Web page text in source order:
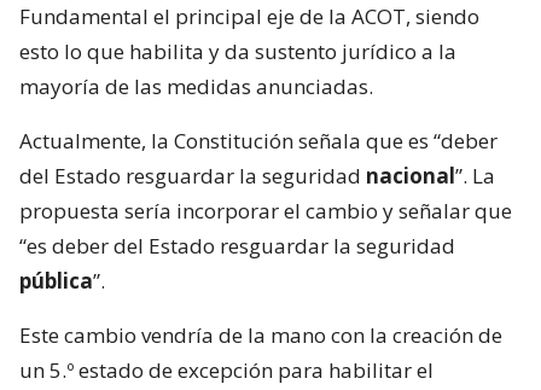
Fundamental el principal eje de la ACOT, siendo
esto lo que habilita y da sustento jurídico a la
mayoría de las medidas anunciadas.
Actualmente, la Constitución señala que es “deber
del Estado resguardar la seguridad nacional”. La
propuesta sería incorporar el cambio y señalar que
“es deber del Estado resguardar la seguridad
pública”.
Este cambio vendría de la mano con la creación de
un 5.º estado de excepción para habilitar el